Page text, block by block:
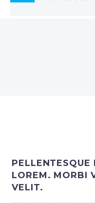
PELLENTESQUE
LOREM. MORBI
VELIT.